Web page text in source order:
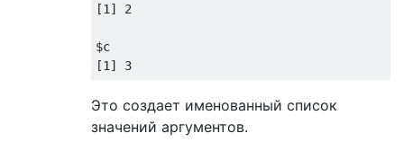
[1 ] 2
$c
[1 ] 3
Это создает именованный список
значений аргументов.